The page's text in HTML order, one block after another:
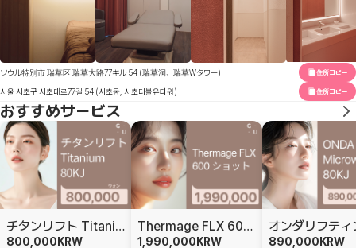
ソウル特別市 瑞草区 瑞草大路77キル 54 (瑞草洞、瑞草Wタワー) 住所コピー
서울 서초구 서초대로77길 54 (서초동, 서초더블유타워) 住所コピー
おすすめサービス
チタンリフト Titanium 80KJ
800,000 KRW
Thermage FLX 600 ショット
1,990,000 KRW
オンダリフティ
890,000 KRW